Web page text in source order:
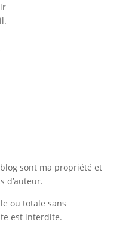
sont ma propriété et
d’auteur.
ou totale sans
est interdite.